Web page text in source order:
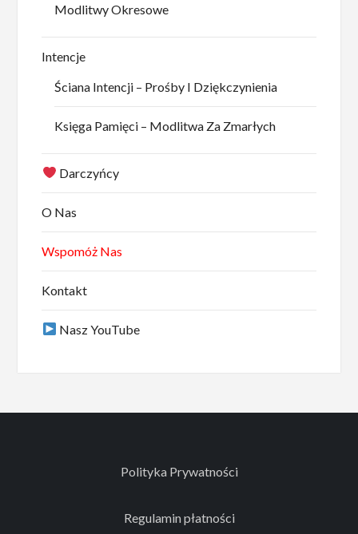
Modlitwy Okresowe
Intencje
Ściana Intencji – Prośby I Dziękczynienia
Księga Pamięci – Modlitwa Za Zmarłych
Darczyńcy
O Nas
Wspomóż Nas
Kontakt
Nasz YouTube
Polityka Prywatności
Regulamin płatności